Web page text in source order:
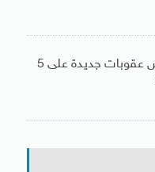
الاتحاد الأوروبى يفرض عقوبات جديدة على 5